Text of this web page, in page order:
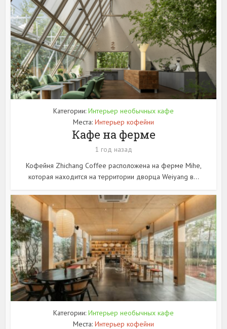
Категории: Интерьер необычных кафе
Места: Интерьер кофейни
Кафе на ферме
1 год назад
Кофейня Zhichang Coffee расположена на ферме Mihe,
которая находится на территории дворца Weiyang в...
Категории: Интерьер необычных кафе
Места: Интерьер кофейни